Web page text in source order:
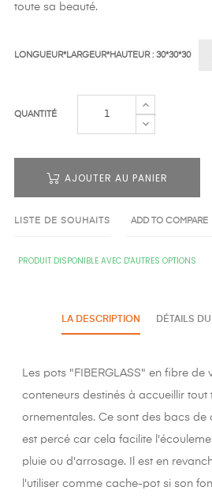
toute sa beauté.
LONGUEUR*LARGEUR*HAUTEUR : 30*30*30
QUANTITÉ
AJOUTER AU PANIER
LISTE DE SOUHAITS ADD TO COMPARE
PRODUIT DISPONIBLE AVEC D'AUTRES OPTIONS
LA DESCRIPTION DÉTAILS DU
Les pots "FIBERGLASS" en fibre de
conteneurs destinés à accueillir tout
ornementales. Ce sont des bacs de
est percé car cela facilite
pluie ou d'arrosage. Il est en
l'utiliser comme cache-pot si son